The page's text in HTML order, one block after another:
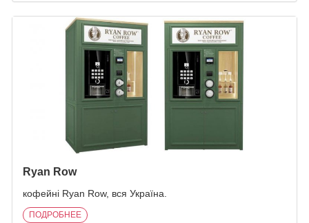
Ryan Row
кофейні Ryan Row, вся Україна.
ПОДРОБНЕЕ